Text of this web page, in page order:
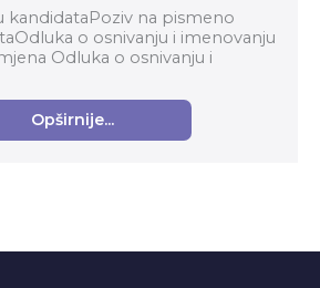
kandidataPoziv na pismeno
o osnivanju i imenovanju
Odluka o osnivanju i
Opširnije...